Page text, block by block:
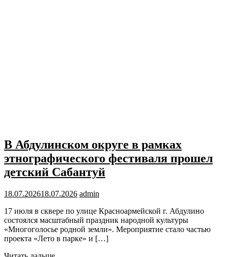
В Абдулинском округе в рамках
этнографического фестиваля прошел
детский Сабантуй
18.07.202618.07.2026 admin
17 июля в сквере по улице Красноармейской г. Абдулино
состоялся масштабный праздник народной культуры
«Многоголосье родной земли». Мероприятие стало частью
проекта «Лето в парке» и […]